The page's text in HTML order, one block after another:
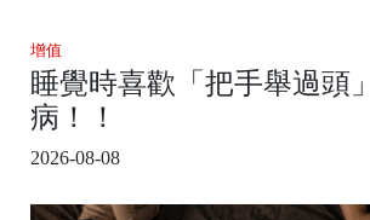
增值
睡覺時喜歡「把手舉過頭
病！！
2026-08-08